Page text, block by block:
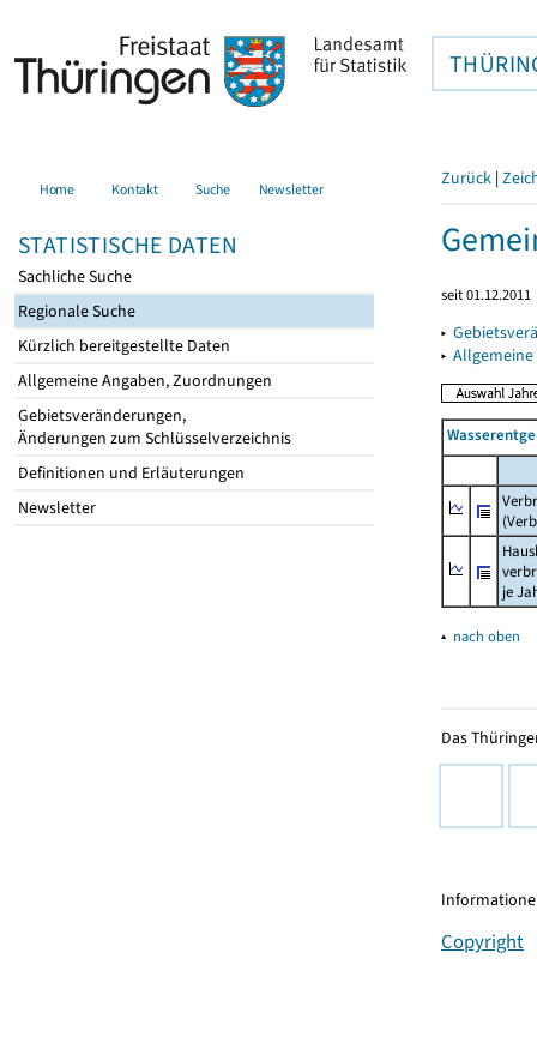
Home Kontakt Suche Newsletter
STATISTISCHE DATEN
Sachliche Suche
Regionale Suche
Kürzlich bereitgestellte Daten
Allgemeine Angaben, Zuordnungen
Gebietsveränderungen,
Änderungen zum Schlüsselverzeichnis
Definitionen und Erläuterungen
Newsletter
Zurück |
seit 01.12.2011
▸
▸
je
▴ nach oben
Das
Copyright